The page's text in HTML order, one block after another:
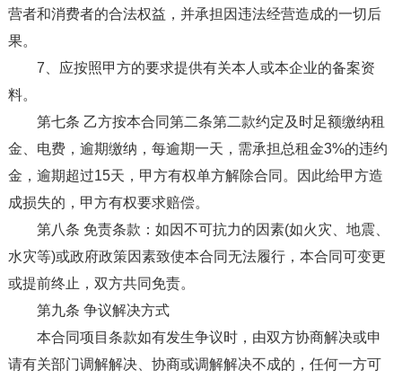
营者和消费者的合法权益，并承担因违法经营造成的一切后
果。
7、应按照甲方的要求提供有关本人或本企业的备案资
料。
第七条 乙方按本合同第二条第二款约定及时足额缴纳租
金、电费，逾期缴纳，每逾期一天，需承担总租金3%的违约
金，逾期超过15天，甲方有权单方解除合同。因此给甲方造
成损失的，甲方有权要求赔偿。
第八条 免责条款：如因不可抗力的因素(如火灾、地震、
水灾等)或政府政策因素致使本合同无法履行，本合同可变更
或提前终止，双方共同免责。
第九条 争议解决方式
本合同项目条款如有发生争议时，由双方协商解决或申
请有关部门调解解决、协商或调解解决不成的，任何一方可